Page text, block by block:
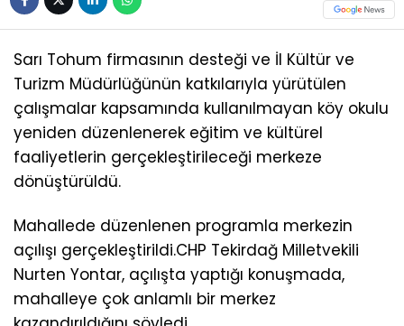
Sarı Tohum firmasının desteği ve İl Kültür ve
Turizm Müdürlüğünün katkılarıyla yürütülen
çalışmalar kapsamında kullanılmayan köy okulu
yeniden düzenlenerek eğitim ve kültürel
faaliyetlerin gerçekleştirileceği merkeze
dönüştürüldü.
Mahallede düzenlenen programla merkezin
açılışı gerçekleştirildi.CHP Tekirdağ Milletvekili
Nurten Yontar, açılışta yaptığı konuşmada,
mahalleye çok anlamlı bir merkez